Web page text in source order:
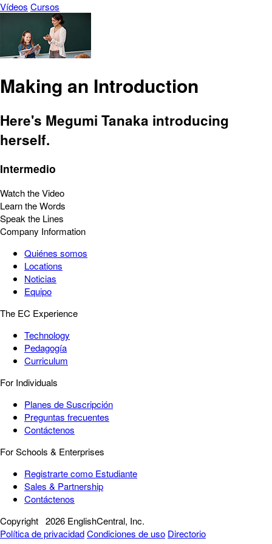
Vídeos Cursos
Making an Introduction
Here's Megumi Tanaka introducing
herself.
Intermedio
Watch the Video
Learn the Words
Speak the Lines
Company Information
Quiénes somos
Locations
Noticias
Equipo
The EC Experience
Technology
Pedagogía
Curriculum
For Individuals
Planes de Suscripción
Preguntas frecuentes
Contáctenos
For Schools & Enterprises
Registrarte como Estudiante
Sales & Partnership
Contáctenos
Copyright 2026 EnglishCentral, Inc.
Política de privacidadCondiciones de uso Directorio